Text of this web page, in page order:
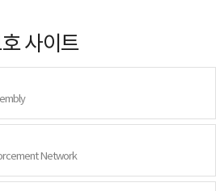
사이트
Network